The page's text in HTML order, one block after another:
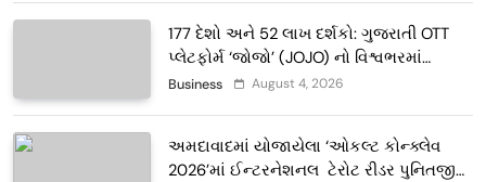
177 દેશો અને 52 લાખ દર્શકો: ગુજરાતી OTT
પ્લેટફોર્મ ‘જોજો’ (JOJO) નો વિશ્વભરમાં
દબદબો
Business August 4, 2026
અમદાવાદમાં યોજાયેલા ‘ઓકલ્ટ કોન્ક્લેવ
2026’માં ઈન્ટરનેશનલ ટેરોટ રીડર પુનિતજી